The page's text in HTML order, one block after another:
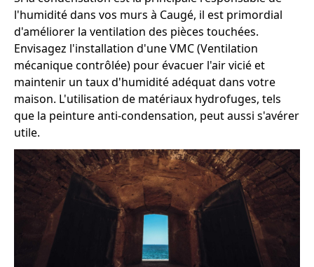
l'humidité dans vos murs à Caugé, il est primordial
d'améliorer la ventilation des pièces touchées.
Envisagez l'installation d'une VMC (Ventilation
mécanique contrôlée) pour évacuer l'air vicié et
maintenir un taux d'humidité adéquat dans votre
maison. L'utilisation de matériaux hydrofuges, tels
que la peinture anti-condensation, peut aussi s'avérer
utile.